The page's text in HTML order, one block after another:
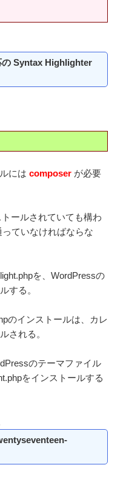
Syntax Highlighter
には composer が必要
ールされていても構わ
っていなければならな
を、WordPressの
する。
のインストールは、カレ
される。
のテーマファイル
をインストールする